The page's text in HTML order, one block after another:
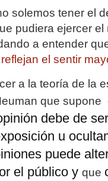
solemos tener el
pudiera ejercer
a entender
el sentir
a la teoría de la
que
debe de
u
puede
el público y que